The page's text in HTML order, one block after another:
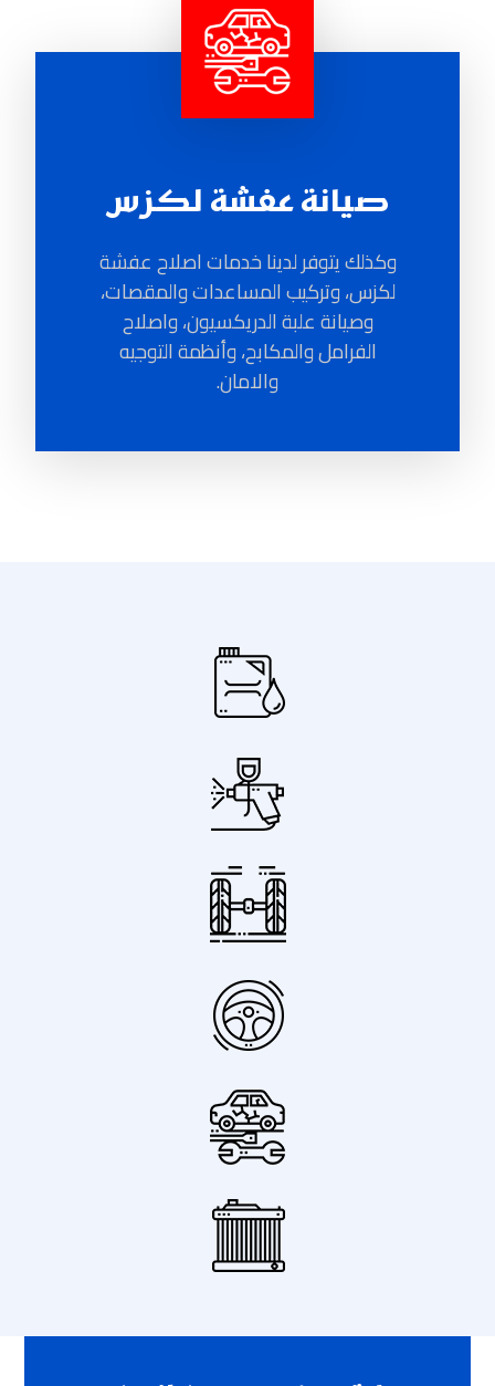
صيانة عفشة لكزس
وكذلك يتوفر لدينا خدمات اصلاح عفشة
لكزس، وتركيب المساعدات والمقصات،
وصيانة علبة الدريكسيون، واصلاح
الفرامل والمكابح، وأنظمة التوجيه
والامان.